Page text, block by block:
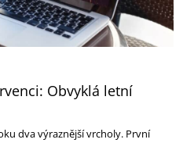
Obvyklá letní
dva výraznější vrcholy. První